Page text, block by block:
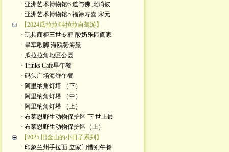
· 亚洲艺术博物馆6 道与佛 此消彼
· 亚洲艺术博物馆5 福禄寿喜 宋元
【2024瓜拉拉/哇拉拉自驾游】
· 玩具商柜三世专程 酸奶乐园阖家
· 晕车歇脚 海鸥赞海景
· 瓜拉拉角地区公园
· Trinks Cafe早午餐
· 码头广场海鲜午餐
· 阿里纳角灯塔 （下）
· 阿里纳角灯塔 （中）
· 阿里纳角灯塔 （上）
· 布莱恩野生动物保护区 下 世上最
· 布莱恩野生动物保护区（上）
【2025 旧金山的小日子系列】
· 印象兰州手拉面 立家门惜别午餐